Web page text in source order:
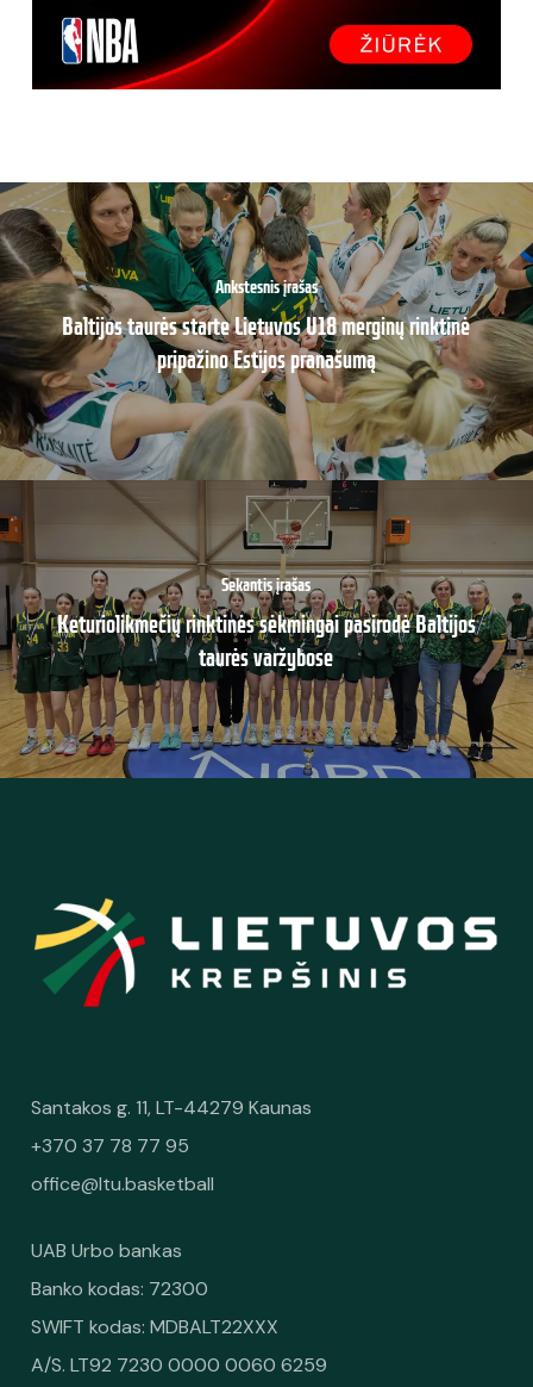
Ankstesnis įrašas
Baltijos taurės starte Lietuvos U18 merginų rinktinė
pripažino Estijos pranašumą
Sekantis įrašas
Keturiolikmečių rinktinės sėkmingai pasirodė Baltijos
taurės varžybose
Santakos g. 11, LT-44279 Kaunas
+370 37 78 77 95
office@ltu.basketball
UAB Urbo bankas
Banko kodas: 72300
SWIFT kodas: MDBALT22XXX
A/S. LT92 7230 0000 0060 6259